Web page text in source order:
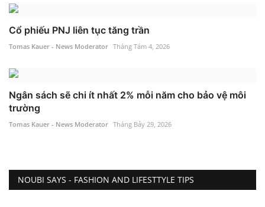
Cổ phiếu PNJ liên tục tăng trần
Tomas Kauer - News Moderator Tháng Tám 4, 2026
Ngân sách sẽ chi ít nhất 2% mỗi năm cho bảo vệ môi
trường
Tomas Kauer - News Moderator Tháng Bảy 29, 2026
NOUBI SAYS - FASHION AND LIFESTTYLE TIPS